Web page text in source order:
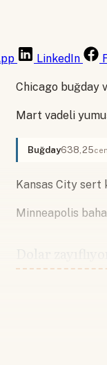
LinkedIn
Chicago buğday
Mart vadeli
Buğday638,25
Kansas City sert
Minneapolis
Dolar